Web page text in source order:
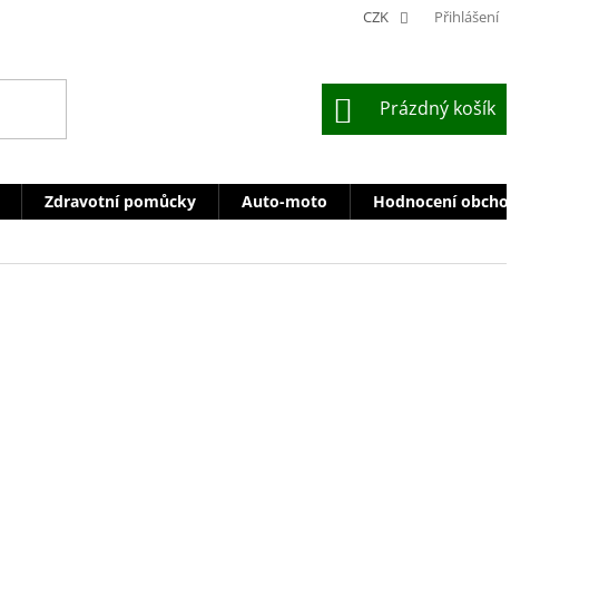
CZK Přihlášení
NÁKUPNÍ
KOŠÍK
Prázdný košík
Zdravotní pomůcky Auto-moto Hodnocení obchodu